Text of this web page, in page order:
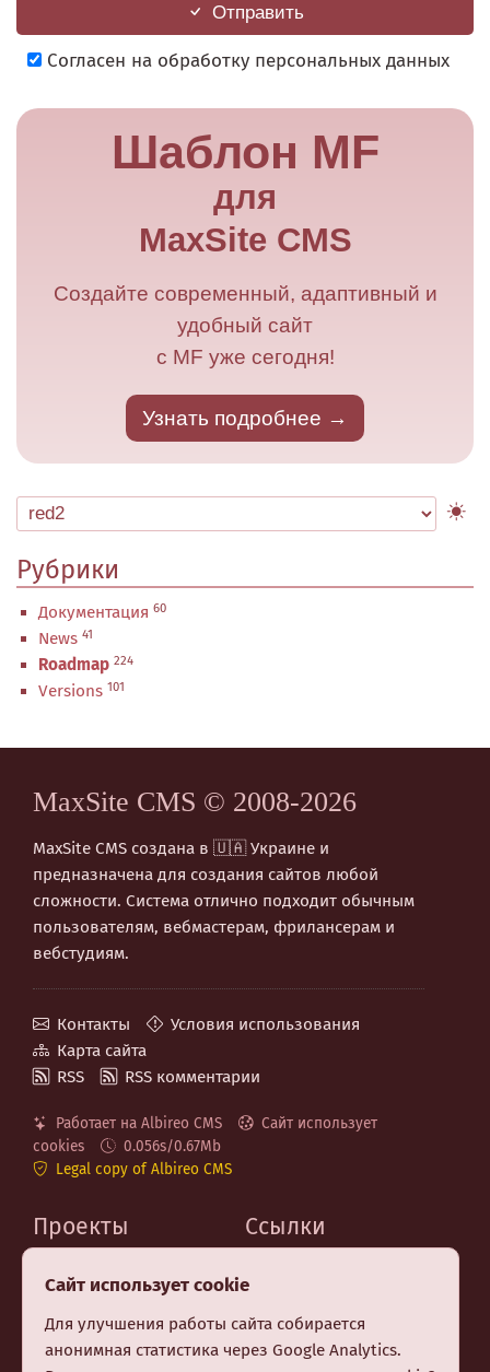
Отправить
Согласен на обработку персональных данных
Шаблон MF
для
MaxSite CMS
Создайте современный, адаптивный и
удобный сайт
с MF уже сегодня!
Узнать подробнее
Рубрики
Документация 60
News 41
Roadmap 224
Versions 101
MaxSite CMS © 2008-2026
MaxSite CMS создана в 🇺🇦 Украине и
предназначена для создания сайтов любой
сложности. Система отлично подходит обычным
пользователям, вебмастерам, фрилансерам и
вебстудиям.
Контакты
Условия использования
Карта сайта
RSS
RSS комментарии
Работает на Albireo CMS
Сайт использует
cookies
0.056s/0.67Mb
Legal copy of Albireo CMS
Проекты
Albireo CMS
Berry CSS (CSS Utilities)
Premium шаблон MF
Ссылки
Сайт использует cookie
Для улучшения работы сайта собирается
анонимная статистика через Google Analytics.